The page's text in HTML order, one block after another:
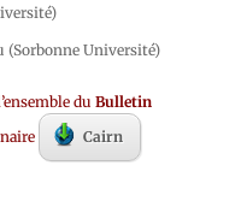
(Sorbonne Université)
duBulletin
Cairn